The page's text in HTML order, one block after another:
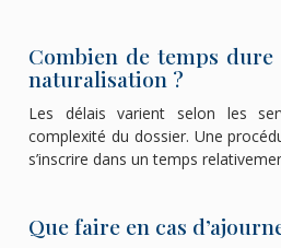
Combien de temps
naturalisation ?
Les délais varient selon les
complexité du dossier. Une
s’inscrire dans un temps
Que faire en cas